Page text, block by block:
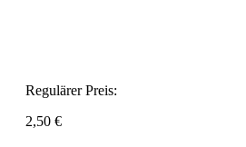
Regulärer Preis:
2,50 €